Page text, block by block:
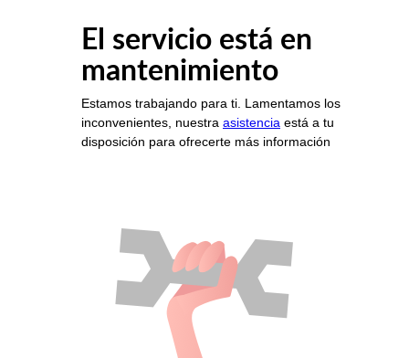
El servicio está en
mantenimiento
Estamos trabajando para ti. Lamentamos los
inconvenientes, nuestra asistencia está a tu
disposición para ofrecerte más información